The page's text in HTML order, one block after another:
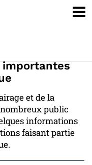
et de la
nombreux public
informations
faisant partie